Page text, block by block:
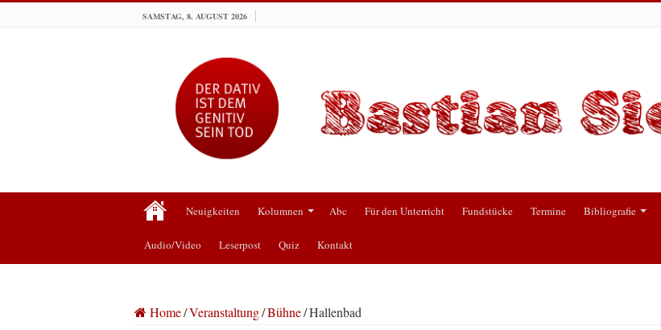
SAMSTAG, 8. AUGUST 2026
Neuigkeiten Kolumnen Abc Für den Unterricht Fundstücke Termine Bibliografie
Audio/Video Leserpost Quiz Kontakt
Home/Veranstaltung/Bühne/Hallenbad